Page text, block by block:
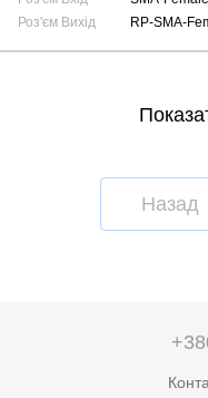
Роз'єм Вихід
RP-SMA-
Назад